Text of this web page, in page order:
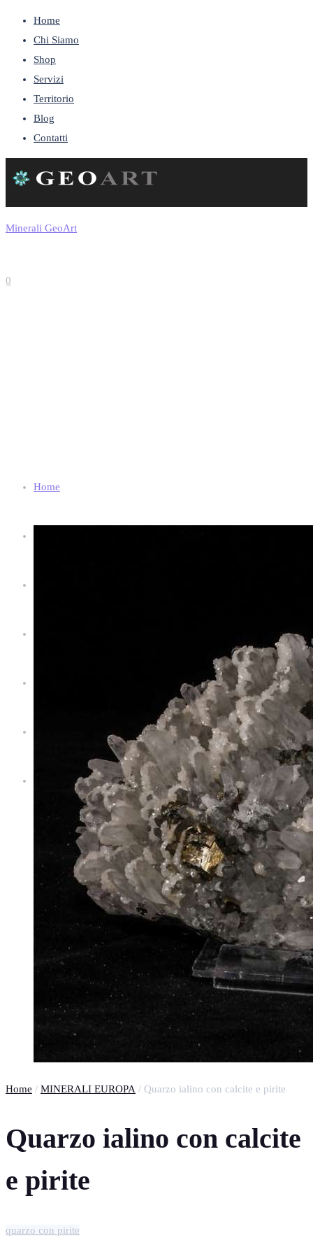
Home
Chi Siamo
Shop
Servizi
Territorio
Blog
Contatti
0
Home
Minerali GeoArt
Home / MINERALI EUROPA / Quarzo ialino con calcite e pirite
Quarzo ialino con calcite
e pirite
quarzo con pirite